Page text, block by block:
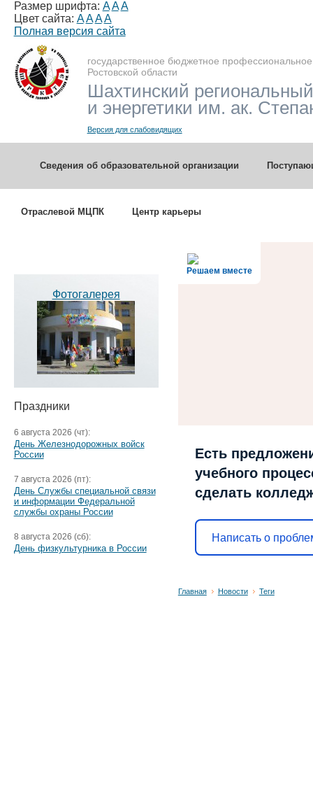
Размер шрифта: A A A
Цвет сайта: A A A A
Полная версия сайта
государственное бюджетное
Ростовской области
Шахтинский
и энергетики им. ак.
Версия для слабовидящих
Сведения об образовательной организации
Отраслевой МЦПК Центр карьеры
Фотогалерея
Праздники
6 августа 2026 (чт):
День Железнодорожных войск
России
7 августа 2026 (пт):
День Службы специальной связи
и информации Федеральной
службы охраны России
8 августа 2026 (сб):
День физкультурника в России
Решаем вместе
Есть
учебного
сделать
Написать о
Главная Новости Теги